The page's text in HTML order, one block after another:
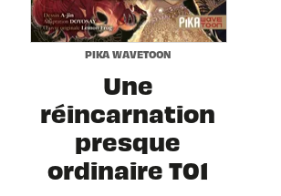
PIKA WAVETOON
Une
réincarnation
presque
ordinaire T01